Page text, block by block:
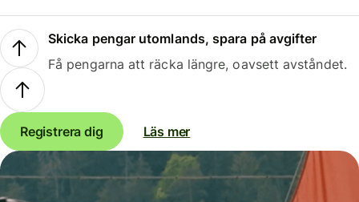
Skicka pengar utomlands, spara på avgifter
Få pengarna att räcka längre, oavsett avståndet.
Registrera dig Läs mer